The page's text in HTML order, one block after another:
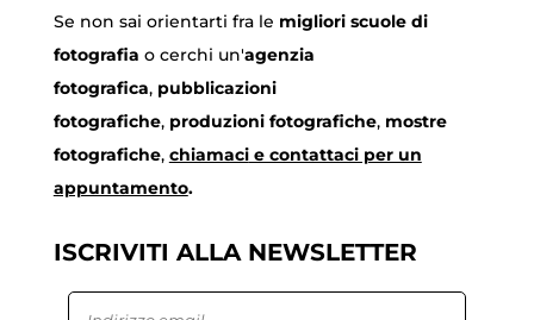
Se non sai orientarti fra le migliori scuole di
fotografia o cerchi un'agenzia
fotografica, pubblicazioni
fotografiche, produzioni fotografiche, mostre
fotografiche, chiamacie contattaci per un
appuntamento.
ISCRIVITI ALLA NEWSLETTER